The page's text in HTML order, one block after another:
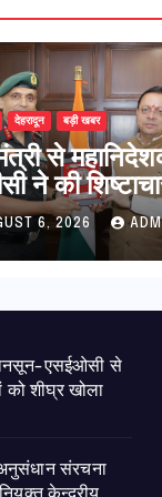
देहरादून बड़ी खबर
से
ने की
में
एवं आधुनिक
संरचना के
6, 2026
एसईओसी से
शीघ्र खोला
संरचना